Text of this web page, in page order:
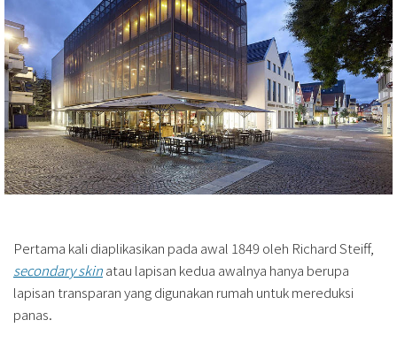
Pertama kali diaplikasikan pada awal 1849 oleh Richard Steiff,
secondary skinatau lapisan kedua awalnya hanya berupa
lapisan transparan yang digunakan rumah untuk mereduksi
panas.